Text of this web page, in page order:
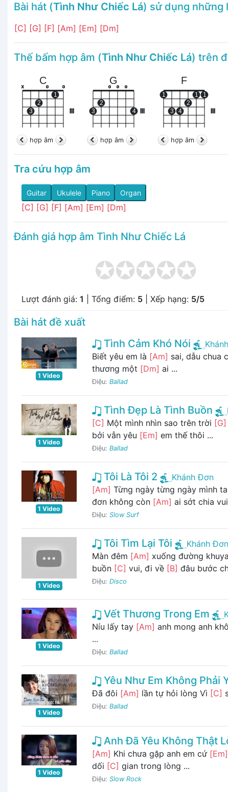
Bài hát (Tình Như Chiếc Lá) sử dụng những
[C] [G] [F] [Am] [Em] [Dm]
Thế bấm hợp âm (Tình Như Chiếc Lá) trên
C
x
3
2
o
1
o
hợp âm
G
3
2
o o o
4
hợp âm
F
1
3 4
2
1 1
hợp âm
Tra cứu hợp âm
Guitar Ukulele Piano Organ
[C] [G] [F] [Am] [Em] [Dm]
Đánh giá hợp âm Tình Như Chiếc Lá
Lượt đánh giá: 1 | Tổng điểm: 5 | Xếp hạng: 5/5
Bài hát đề xuất
1 Video
Tình Cảm Khó Nói
Biết yêu em là [Am] sai, dẫu chua
thương một [Dm] ai ...
Điệu: Ballad
1 Video
Tình Đẹp Là Tình Buồn
[C] Một mình nhìn sao trên trời [G]
bởi vẫn yêu [Em] em thế thôi ...
Điệu: Ballad
1 Video
Tôi Là Tôi 2
Khánh Đơn
[Am] Từng ngày từng ngày mình ta
đơn không còn [Am] ai sớt chia
Điệu: Slow Surf
1 Video
Tôi Tìm Lại Tôi
Khánh Đơn
Màn đêm [Am] xuống đường khuya
buồn [C] vui, đi về [B] đâu bước
Điệu: Disco
1 Video
Vết Thương Trong Em
Níu lấy tay [Am] anh mong anh
...
Điệu: Ballad
1 Video
Yêu Như Em Không Phải
Đã đôi [Am] lần tự hỏi lòng Vì [C]
Điệu: Ballad
1 Video
Anh Đã Yêu Không Thật
[Am] Khi chưa gặp anh em cứ [Em]
dối [C] gian trong lòng ...
Điệu: Slow Rock